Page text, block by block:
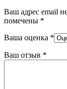
Ваш адрес email
помечены *
Ваша оценка *
Ваш отзыв *